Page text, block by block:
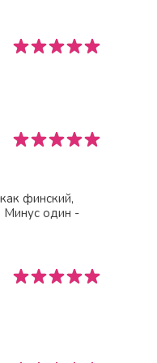
финский,
Минус один -